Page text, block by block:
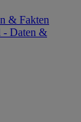
& Fakten
- Daten &